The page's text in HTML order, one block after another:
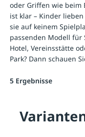
oder Griffen wie beim
ist klar – Kinder
sie auf keinem
passenden Modell für
Hotel, Vereinsstätte
Park? Dann schauen
5 Ergebnisse